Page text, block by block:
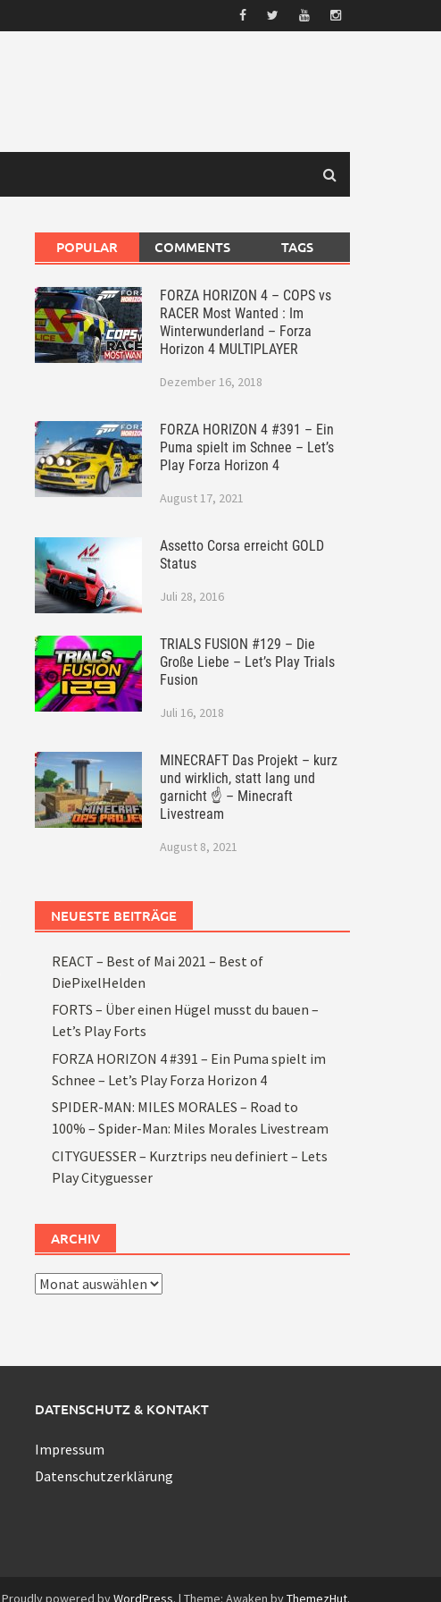
POPULAR COMMENTS TAGS
FORZA HORIZON 4 – COPS vs
RACER Most Wanted : Im
Winterwunderland – Forza
Horizon 4 MULTIPLAYER
Dezember 16, 2018
FORZA HORIZON 4 #391 – Ein
Puma spielt im Schnee – Let’s
Play Forza Horizon 4
August 17, 2021
Assetto Corsa erreicht GOLD
Status
Juli 28, 2016
TRIALS FUSION #129 – Die
Große Liebe – Let’s Play Trials
Fusion
Juli 16, 2018
MINECRAFT Das Projekt – kurz
und wirklich, statt lang und
garnicht ☝ – Minecraft
Livestream
August 8, 2021
NEUESTE BEITRÄGE
REACT – Best of Mai 2021 – Best of
DiePixelHelden
FORTS – Über einen Hügel musst du bauen –
Let’s Play Forts
FORZA HORIZON 4 #391 – Ein Puma spielt im
Schnee – Let’s Play Forza Horizon 4
SPIDER-MAN: MILES MORALES – Road to
100% – Spider-Man: Miles Morales Livestream
CITYGUESSER – Kurztrips neu definiert – Lets
Play Cityguesser
ARCHIV
Archiv
DATENSCHUTZ & KONTAKT
Impressum
Datenschutzerklärung
Proudly powered byWordPress. | Theme: Awaken byThemezHut.